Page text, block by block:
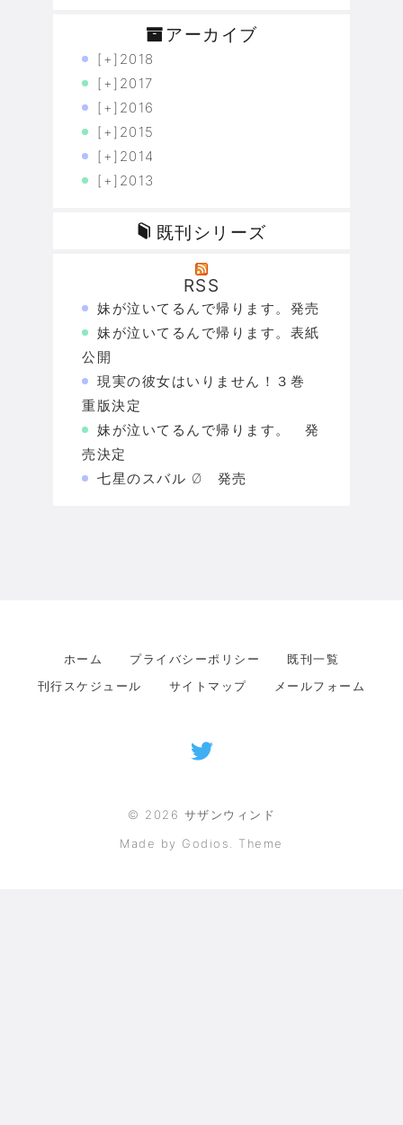
アーカイブ
[+] 2018
[+] 2017
[+] 2016
[+] 2015
[+] 2014
[+] 2013
既刊シリーズ
RSS
妹が泣いてるんで帰ります。発売
妹が泣いてるんで帰ります。表紙
公開
現実の彼女はいりません！３巻
重版決定
妹が泣いてるんで帰ります。 発
売決定
七星のスバル Ø 発売
ホーム プライバシーポリシー
既刊一覧
刊行スケジュール
サイトマップ メールフォーム
© 2026 サザンウィンド
Made by Godios. Theme